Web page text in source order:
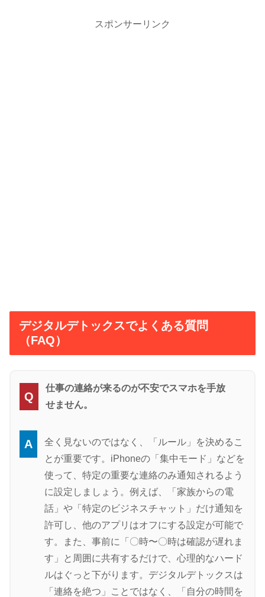
スポンサーリンク
デジタルデトックスでよくある質問
（FAQ）
Q
仕事の連絡が来るのが不安でスマホを手放
せません。
A
全く見ないのではなく、「ルール」を決めるこ
とが重要です。iPhoneの「集中モード」などを
使って、特定の重要な連絡のみ通知されるよう
に設定しましょう。例えば、「家族からの電
話」や「特定のビジネスチャット」だけ通知を
許可し、他のアプリはオフにする設定が可能で
す。また、事前に「〇時〜〇時は確認が遅れま
す」と周囲に共有するだけで、心理的なハード
ルはぐっと下がります。デジタルデトックスは
「連絡を絶つ」ことではなく、「自分の時間を